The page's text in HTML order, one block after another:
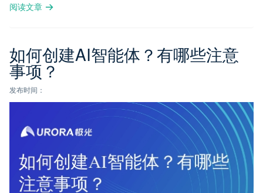
阅读文章
如何创建AI智能体？有哪些注意
事项？
发布时间：